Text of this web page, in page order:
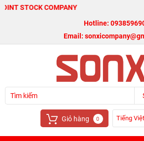
COMPANY
Hotline:
Email:
Giỏ hàng 0 Tiếng Việt